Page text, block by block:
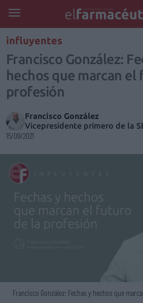
influyentes
Francisco González:
hechos que marcan
profesión
Francisco González
Vicepresidente primero de la
15/09/2021
Francisco González: Fechas y hechos que